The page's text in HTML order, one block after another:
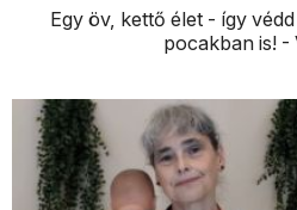
Egy öv, kettő élet - így
pocakban is! -